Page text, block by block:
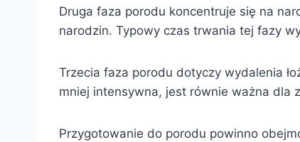
Druga faza porodu koncentruje się na
narodzin. Typowy czas trwania tej fazy
Trzecia faza porodu dotyczy wydalenia
mniej intensywna, jest równie ważna dla
Przygotowanie do porodu powinno